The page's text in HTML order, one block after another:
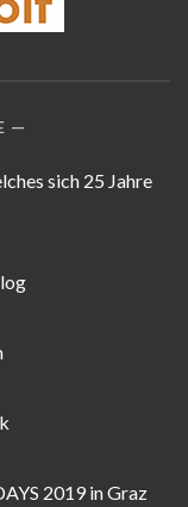
sich 25 Jahre
2019 in Graz